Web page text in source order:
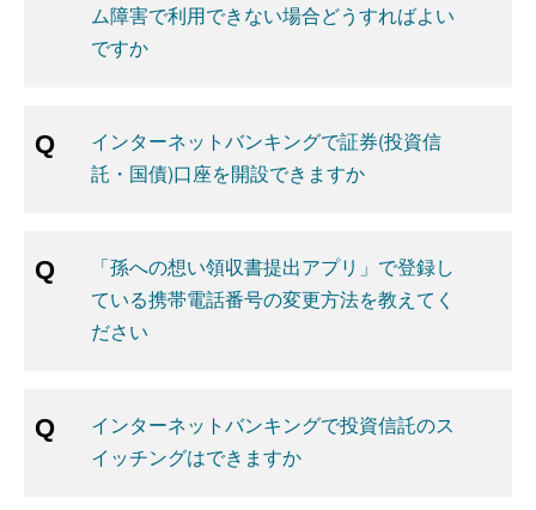
ム障害で利用できない場合どうすればよい
ですか
インターネットバンキングで証券(投資信
託・国債)口座を開設できますか
「孫への想い領収書提出アプリ」で登録し
ている携帯電話番号の変更方法を教えてく
ださい
インターネットバンキングで投資信託のス
イッチングはできますか